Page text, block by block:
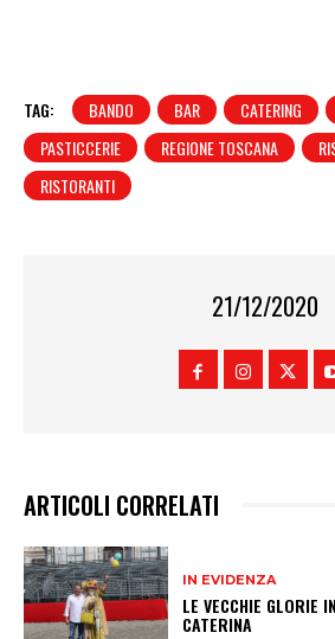
TAG: BANDO BAR CATERING
PASTICCERIE
REGIONE TOSCANA
RISTORANTI
21/12/2020
ARTICOLI CORRELATI
IN EVIDENZA
LE VECCHIE GLORIE
CATERINA